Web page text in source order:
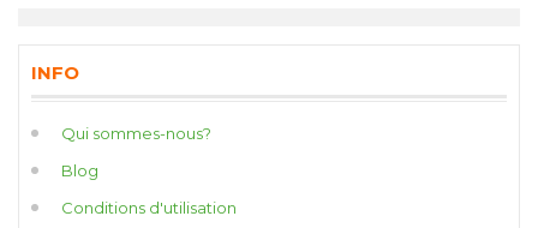
INFO
Qui sommes-nous?
Blog
Conditions d'utilisation